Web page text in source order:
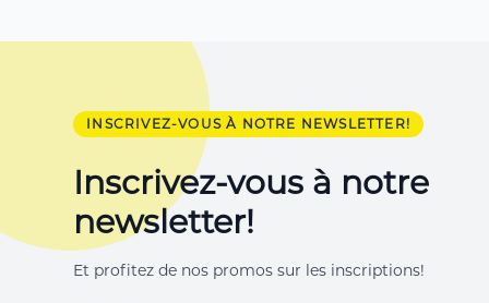
INSCRIVEZ-VOUS À NOTRE NEWSLETTER!
Inscrivez-vous à notre
newsletter!
Et profitez de nos promos sur les inscriptions!